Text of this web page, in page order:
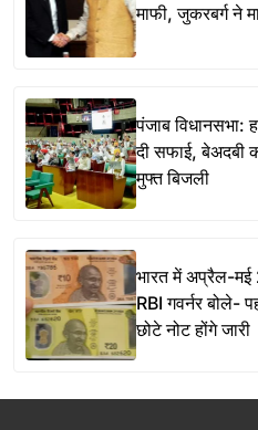
माफी, जुकरबर्ग ने
पंजाब विधानसभा:
दी सफाई, बेअदबी
मुफ्त बिजली
भारत में अप्रैल-
RBI गवर्नर
छोटे नोट होंगे जारी